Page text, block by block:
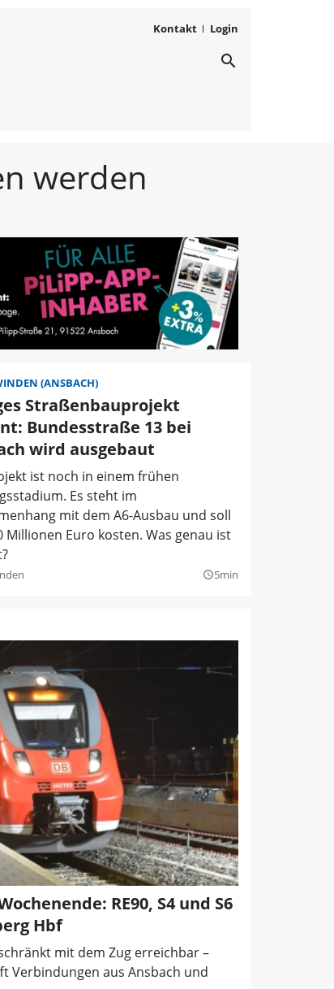
Kontakt Login
aus search
werden
(ANSBACH)
Straßenbauprojekt
Bundesstraße 13 bei
wird ausgebaut
ist noch in einem frühen
Es steht im
mit dem A6-Ausbau und soll
Millionen Euro kosten. Was genau ist
query_builder5min
RE90, S4 und S6
Hbf
mit dem Zug erreichbar –
Verbindungen aus Ansbach und